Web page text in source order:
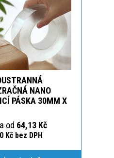
NANO
PÁSKA 30MM X
od 64,13 Kč
Kč bez DPH